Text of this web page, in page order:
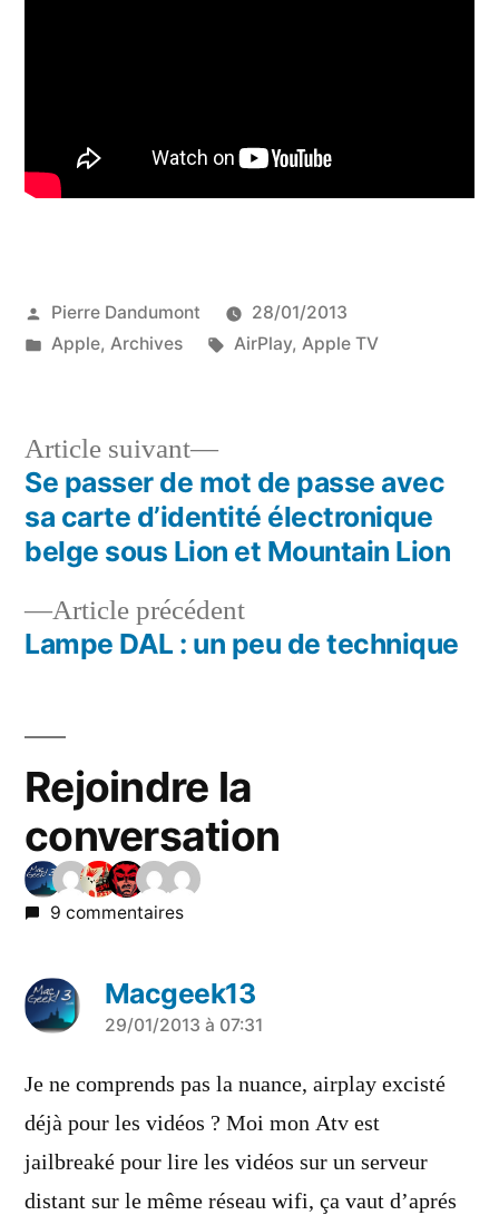
Publié
par
Pierre Dandumont
28/01/2013
Publié
Apple, Archives Étiquettes :
AirPlay, Apple TV
Navigation
de
l’article
Article précédentArticle
précédent :
Lampe DAL : un peu de technique
Article suivant
Article
suivant :
Se passer de mot de passe avec
sa carte d’identité électronique
belge sous Lion et Mountain Lion
Rejoindre la
conversation
9 commentaires
Macgeek13
a
dit :
29/01/2013 à 07:31
Je ne comprends pas la nuance, airplay excisté
déjà pour les vidéos ? Moi mon Atv est
jailbreaké pour lire les vidéos sur un serveur
distant sur le même réseau wifi, ça vaut d’aprés